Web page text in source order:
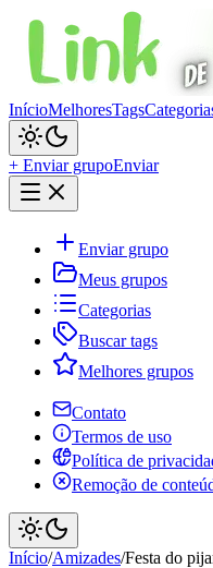
InícioMelhoresTags
+ Enviar grupoEnviar
Enviar grupo
Meus grupos
Categorias
Buscar tags
Melhores grupos
Contato
Termos de uso
Política de
Remoção de
Início/Amizades/Festa do